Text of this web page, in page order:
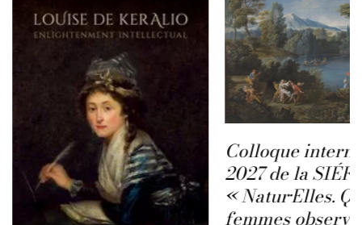
Colloque
2027 de la
« Natur·Elles.
femmes